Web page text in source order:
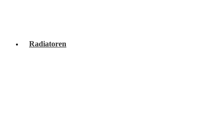
Radiatoren